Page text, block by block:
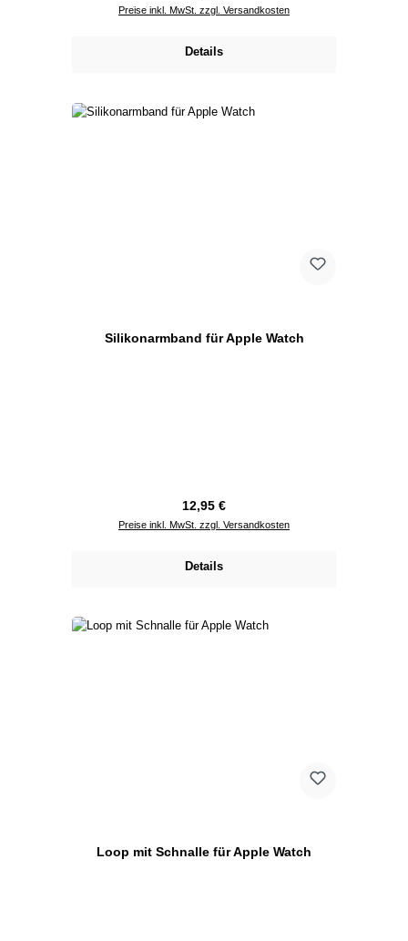
Preise inkl. MwSt. zzgl. Versandkosten
Details
Silikonarmband für Apple Watch
Regulärer Preis:
12,95 €
Preise inkl. MwSt. zzgl. Versandkosten
Details
Loop mit Schnalle für Apple Watch